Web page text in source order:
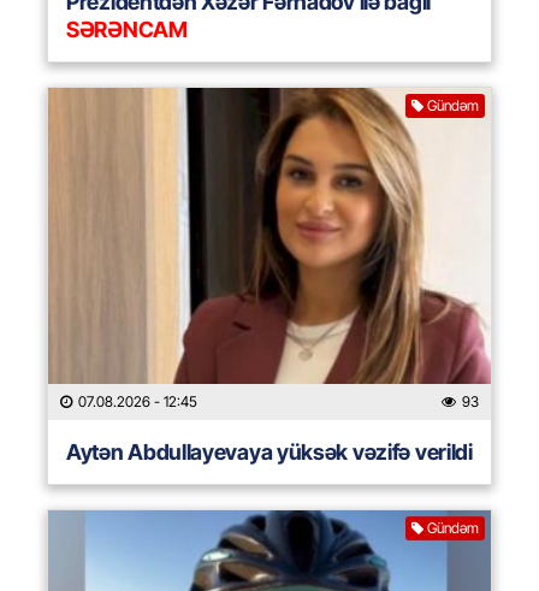
SƏRƏNCAM
Gündəm
07.08.2026 - 12:45 93
Aytən Abdullayevaya yüksək vəzifə verildi
Gündəm